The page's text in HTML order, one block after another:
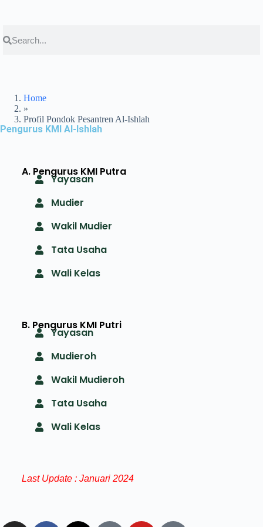
Home
»
Profil Pondok Pesantren Al-Ishlah
Pengurus KMI Al-Ishlah
A. Pengurus KMI Putra
Yayasan
Mudier
Wakil Mudier
Tata Usaha
Wali Kelas
B. Pengurus KMI Putri
Yayasan
Mudieroh
Wakil Mudieroh
Tata Usaha
Wali Kelas
Last Update : Januari 2024